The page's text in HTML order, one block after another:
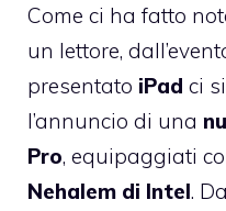
Come ci ha fatto
un lettore,
presentato iPad ci
l’annuncio di una
Pro, equipaggiati
Nehalem di Intel.